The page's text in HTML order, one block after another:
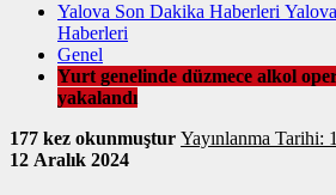
Yalova Son Dakika Haberleri
Haberleri
Genel
Yurt genelinde düzmece alkol
yakalandı
177 kez okunmuştur
12 Aralık 2024